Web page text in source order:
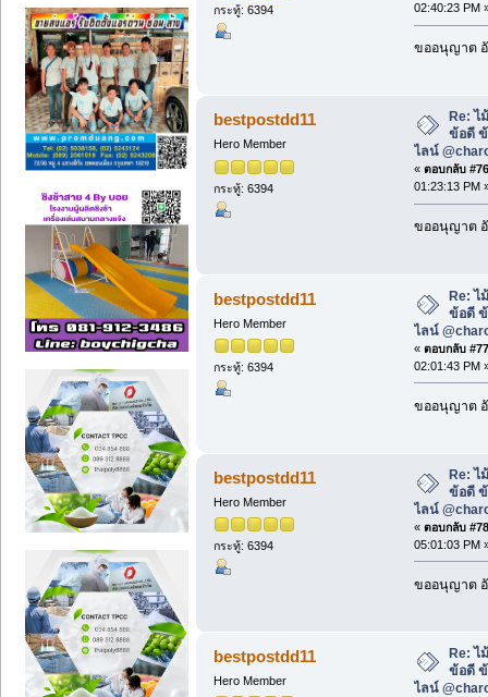
กระทู้: 6394
02:40:23 PM
ขออนุญาต
bestpostdd11
Hero Member
กระทู้: 6394
Re: ไ
ข้อดี
ไลน์
« ตอบกลับ
01:23:13 PM
ขออนุญาต
bestpostdd11
Hero Member
กระทู้: 6394
Re: ไ
ข้อดี
ไลน์
« ตอบกลับ
02:01:43 PM
ขออนุญาต
bestpostdd11
Hero Member
กระทู้: 6394
Re: ไ
ข้อดี
ไลน์
« ตอบกลับ
05:01:03 PM
ขออนุญาต
bestpostdd11
Hero Member
Re: ไ
ข้อดี
ไลน์